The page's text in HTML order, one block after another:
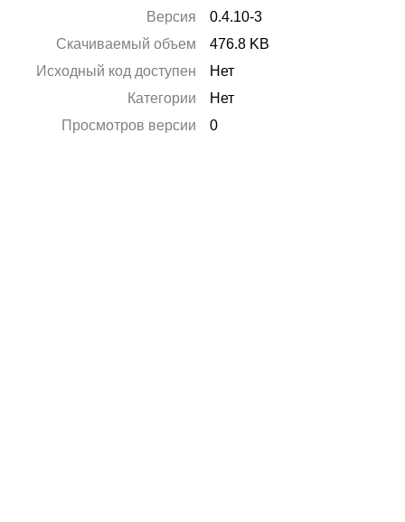
Версия
0.4.10-3
Скачиваемый объем
476.8 KB
Исходный код доступен
Нет
Категории
Нет
Просмотров версии
0